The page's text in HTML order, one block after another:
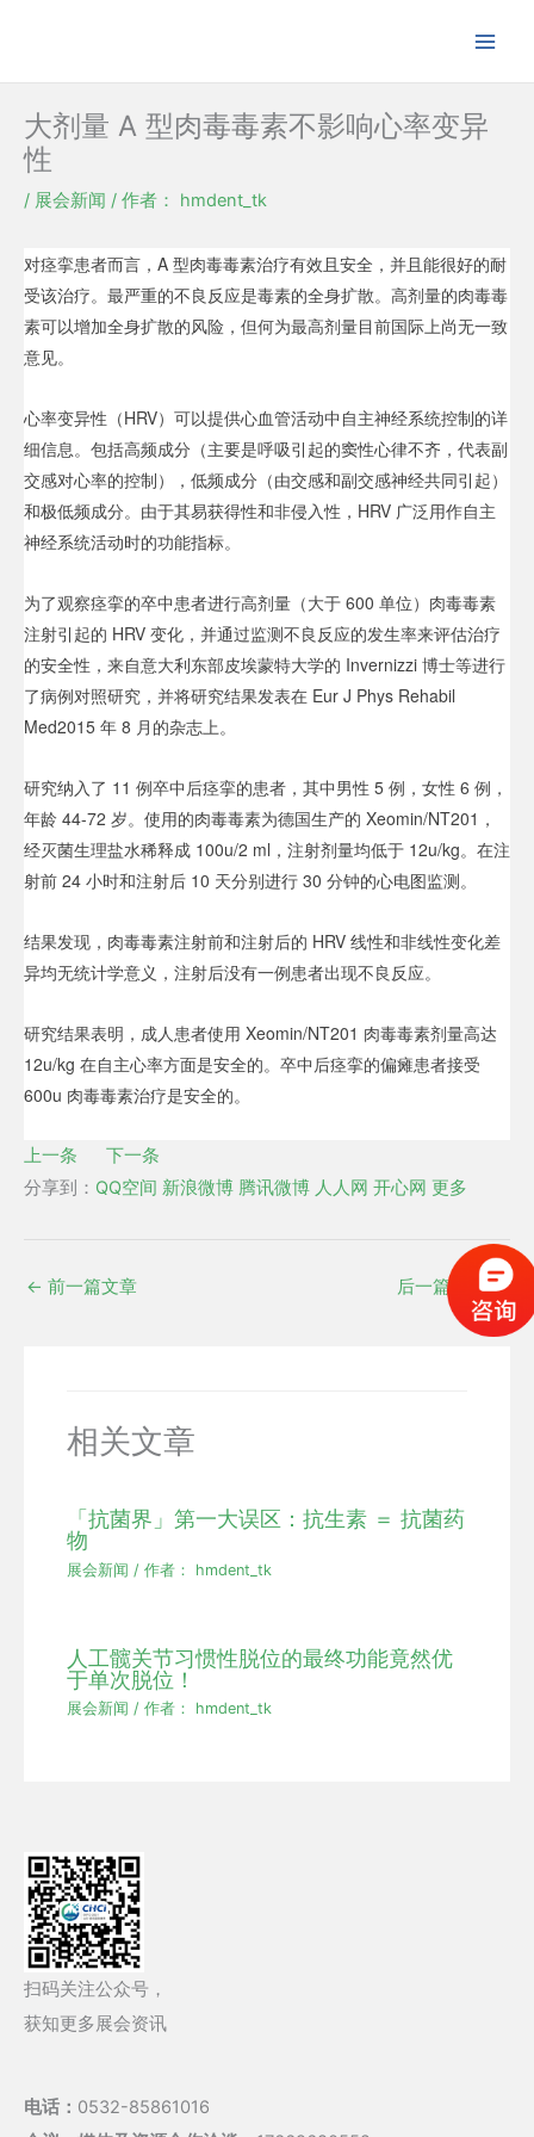
内
大剂量 A 型肉毒毒素不影响心率变异
性
/ 展会新闻 / 作者： hmdent_tk
对痉挛患者而言，A 型肉毒毒素治疗有效且安全，并且能很好的耐
受该治疗。最严重的不良反应是毒素的全身扩散。高剂量的肉毒毒
素可以增加全身扩散的风险，但何为最高剂量目前国际上尚无一致
意见。
心率变异性（HRV）可以提供心血管活动中自主神经系统控制的详
细信息。包括高频成分（主要是呼吸引起的窦性心律不齐，代表副
交感对心率的控制），低频成分（由交感和副交感神经共同引起）
和极低频成分。由于其易获得性和非侵入性，HRV 广泛用作自主
神经系统活动时的功能指标。
为了观察痉挛的卒中患者进行高剂量（大于 600 单位）肉毒毒素
注射引起的 HRV 变化，并通过监测不良反应的发生率来评估治疗
的安全性，来自意大利东部皮埃蒙特大学的 Invernizzi 博士等进行
了病例对照研究，并将研究结果发表在 Eur J Phys Rehabil
Med2015 年 8 月的杂志上。
研究纳入了 11 例卒中后痉挛的患者，其中男性 5 例，女性 6 例，
年龄 44-72 岁。使用的肉毒毒素为德国生产的 Xeomin/NT201，
经灭菌生理盐水稀释成 100u/2 ml，注射剂量均低于 12u/kg。在注
射前 24 小时和注射后 10 天分别进行 30 分钟的心电图监测。
结果发现，肉毒毒素注射前和注射后的 HRV 线性和非线性变化差
异均无统计学意义，注射后没有一例患者出现不良反应。
研究结果表明，成人患者使用 Xeomin/NT201 肉毒毒素剂量高达
12u/kg 在自主心率方面是安全的。卒中后痉挛的偏瘫患者接受
600u 肉毒毒素治疗是安全的。
上一条
下一条
分享到： QQ空间 新浪微博 腾讯微博 人人网 开心网 更多
← 前一篇文章 后一篇文章→
相关文章
「抗菌界」第一大误区：抗生素 ＝ 抗菌药
物
展会新闻 / 作者： hmdent_tk
人工髋关节习惯性脱位的最终功能竟然优
于单次脱位！
展会新闻 / 作者： hmdent_tk
扫码关注公众号，
获知更多展会资讯
电话： 0532-85861016